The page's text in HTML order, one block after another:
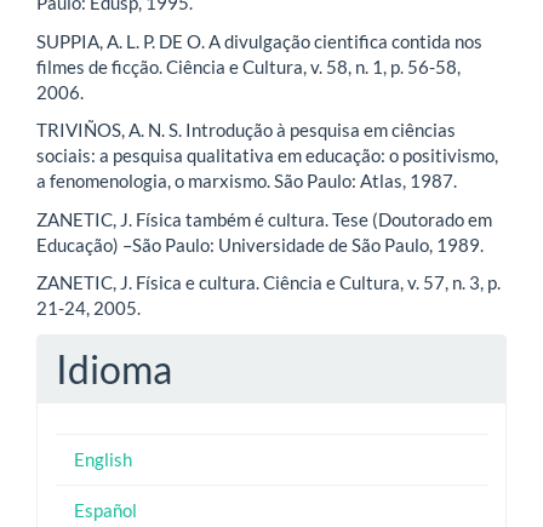
SUPPIA, A. L. P. DE O. A divulgação cientifica contida nos
filmes de ficção. Ciência e Cultura, v. 58, n. 1, p. 56-58,
2006.
TRIVIÑOS, A. N. S. Introdução à pesquisa em ciências
sociais: a pesquisa qualitativa em educação: o positivismo,
a fenomenologia, o marxismo. São Paulo: Atlas, 1987.
ZANETIC, J. Física também é cultura. Tese (Doutorado em
Educação) –São Paulo: Universidade de São Paulo, 1989.
ZANETIC, J. Física e cultura. Ciência e Cultura, v. 57, n. 3, p.
21-24, 2005.
Idioma
English
Español